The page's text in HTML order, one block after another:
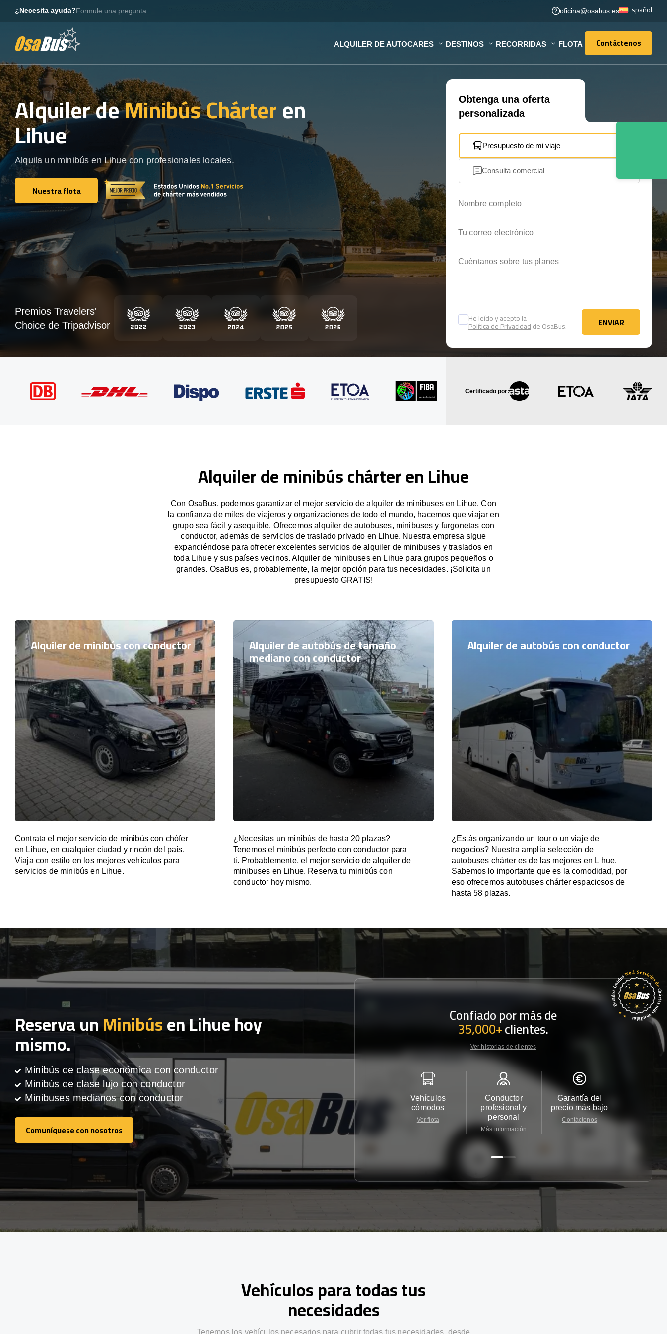
¿Necesita ayuda?Formule una pregunta oficina@osabus.es Español
ALQUILER DE AUTOCARES DESTINOS RECORRIDAS FLOTA Contáctenos
Contáctenos
Alquiler deMinibús Chárteren
Lihue
Alquila un minibús en Lihue con profesionales locales.
Nuestra flota
Nuestra flota
Obtenga una oferta
personalizada
Presupuesto de mi viaje
Consulta comercial
He leído y acepto la
Política de Privacidadde OsaBus. ENVIAR
ENVIAR
Premios Travelers'
Choice de Tripadvisor
Certificado por:
Alquiler de minibús chárter en Lihue
Con OsaBus, podemos garantizar el mejor servicio de alquiler de minibuses en Lihue. Con
la confianza de miles de viajeros y organizaciones de todo el mundo, hacemos que viajar en
grupo sea fácil y asequible. Ofrecemos alquiler de autobuses, minibuses y furgonetas con
conductor, además de servicios de traslado privado en Lihue. Nuestra empresa sigue
expandiéndose para ofrecer excelentes servicios de alquiler de minibuses y traslados en
toda Lihue y sus países vecinos. Alquiler de minibuses en Lihue para grupos pequeños o
grandes. OsaBus es, probablemente, la mejor opción para tus necesidades. ¡Solicita un
presupuesto GRATIS!
Alquiler de minibús con conductor
Contrata el mejor servicio de minibús con chófer
en Lihue, en cualquier ciudad y rincón del país.
Viaja con estilo en los mejores vehículos para
servicios de minibús en Lihue.
Alquiler de autobús de tamaño
mediano con conductor
¿Necesitas un minibús de hasta 20 plazas?
Tenemos el minibús perfecto con conductor para
ti. Probablemente, el mejor servicio de alquiler de
minibuses en Lihue. Reserva tu minibús con
conductor hoy mismo.
Alquiler de autobús con conductor
¿Estás organizando un tour o un viaje de
negocios? Nuestra amplia selección de
autobuses chárter es de las mejores en Lihue.
Sabemos lo importante que es la comodidad, por
eso ofrecemos autobuses chárter espaciosos de
hasta 58 plazas.
Reserva unMinibúsen Lihue hoy
mismo.
Minibús de clase económica con conductor
Minibús de clase lujo con conductor
Minibuses medianos con conductor
Comuníquese con nosotros
Comuníquese con nosotros
Confiado por más de
35,000+clientes.
Ver historias de clientes
Vehículos
cómodos
Ver flota
Conductor
profesional y
personal
Más información
Garantía del
precio más bajo
Contáctenos
Vehículos para todas tus
necesidades
Tenemos los vehículos necesarios para cubrir todas tus necesidades, desde